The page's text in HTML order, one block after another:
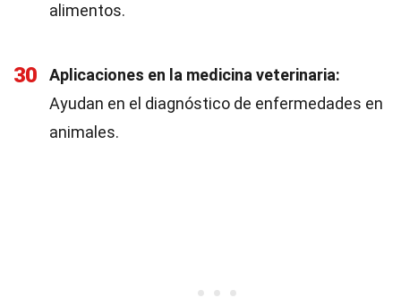
alimentos.
30
Aplicaciones en la medicina veterinaria:
Ayudan en el diagnóstico de enfermedades en
animales.